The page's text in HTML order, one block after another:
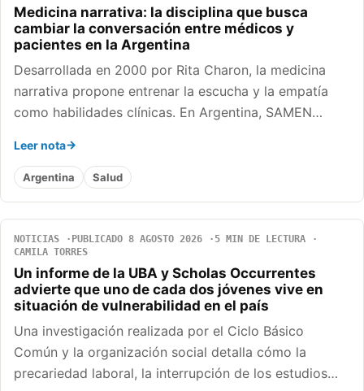
Medicina narrativa: la disciplina que busca
cambiar la conversación entre médicos y
pacientes en la Argentina
Desarrollada en 2000 por Rita Charon, la medicina
narrativa propone entrenar la escucha y la empatía
como habilidades clínicas. En Argentina, SAMEN…
Leer nota
Argentina Salud
NOTICIAS PUBLICADO 8 AGOSTO 2026
5 MIN DE LECTURA
CAMILA TORRES
Un informe de la UBA y Scholas Occurrentes
advierte que uno de cada dos jóvenes vive en
situación de vulnerabilidad en el país
Una investigación realizada por el Ciclo Básico
Común y la organización social detalla cómo la
precariedad laboral, la interrupción de los estudios…